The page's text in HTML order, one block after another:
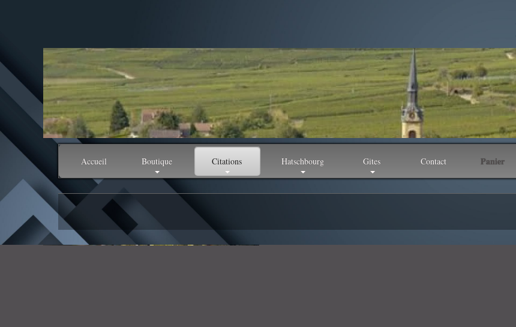
Accueil Boutique Citations Hatschbourg Gites Contact Panier